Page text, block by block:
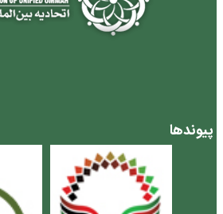
پیوندها